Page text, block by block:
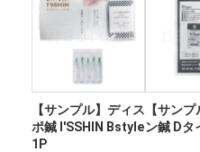
【サンプル】ディス
ポ鍼 I'SSHIN Bstyle
1P
【サン
ン鍼 Dタ